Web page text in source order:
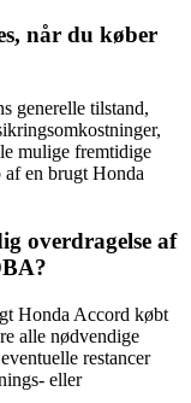
når du køber
generelle tilstand,
mulige fremtidige
af en brugt Honda
overdragelse af
Honda Accord købt
alle nødvendige
restancer
eller